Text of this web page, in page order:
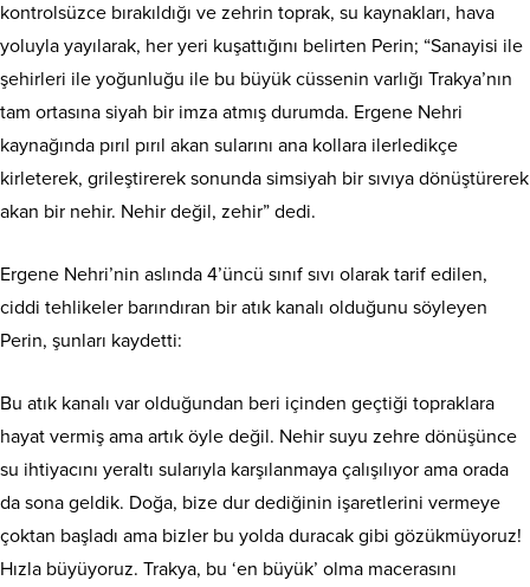
kontrolsüzce bırakıldığı ve zehrin toprak, su kaynakları, hava
yoluyla yayılarak, her yeri kuşattığını belirten Perin; “Sanayisi ile
şehirleri ile yoğunluğu ile bu büyük cüssenin varlığı Trakya’nın
tam ortasına siyah bir imza atmış durumda. Ergene Nehri
kaynağında pırıl pırıl akan sularını ana kollara ilerledikçe
kirleterek, grileştirerek sonunda simsiyah bir sıvıya dönüştürerek
akan bir nehir. Nehir değil, zehir” dedi.
Ergene Nehri’nin aslında 4’üncü sınıf sıvı olarak tarif edilen,
ciddi tehlikeler barındıran bir atık kanalı olduğunu söyleyen
Perin, şunları kaydetti:
Bu atık kanalı var olduğundan beri içinden geçtiği topraklara
hayat vermiş ama artık öyle değil. Nehir suyu zehre dönüşünce
su ihtiyacını yeraltı sularıyla karşılanmaya çalışılıyor ama orada
da sona geldik. Doğa, bize dur dediğinin işaretlerini vermeye
çoktan başladı ama bizler bu yolda duracak gibi gözükmüyoruz!
Hızla büyüyoruz. Trakya, bu ‘en büyük’ olma macerasını